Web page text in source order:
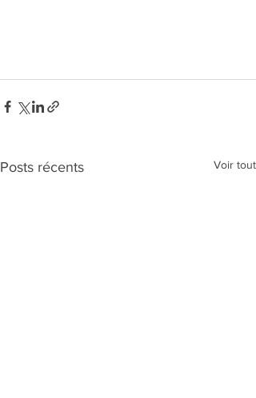
Posts récents Voir tout